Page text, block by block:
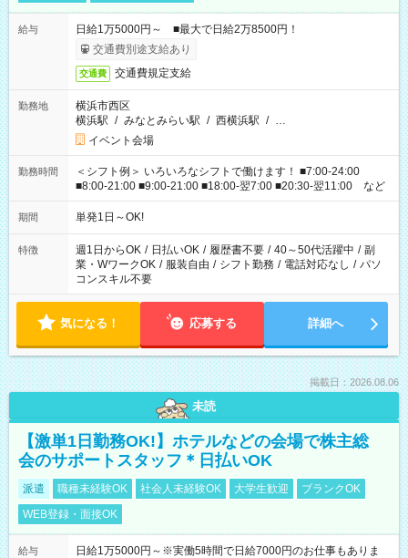
給与
日給1万5000円～ ■最大で日給2万8500円！
交通費別途支給あり
交通費 交通費規定支給
勤務地
横浜市西区
横浜駅 / みなとみらい駅 / 西横浜駅 / …
イベント会場
勤務時間
＜シフト例＞ いろいろなシフトで働けます！ ■7:00-24:00
■8:00-21:00 ■9:00-21:00 ■18:00-翌7:00 ■20:30-翌11:00 など
期間 単発1日～OK!
特徴 週1日からOK / 日払いOK / 履歴書不要 / 40～50代活躍中 / 副
業・WワークOK / 服装自由 / シフト勤務 / 電話対応なし / パソ
コンスキル不要
気になる！ 応募する 詳細へ
掲載日：2026.08.06
未読
【激単1日勤務OK!】ホテルなどの会場で株主総
会のサポートスタッフ＊日払いOK
派遣 職種未経験OK 社会人未経験OK 大学生歓迎
ブランクOK
WEB登録・面接OK
給与
日給1万5000円～※実働5時間で日給7000円のお仕事もありま